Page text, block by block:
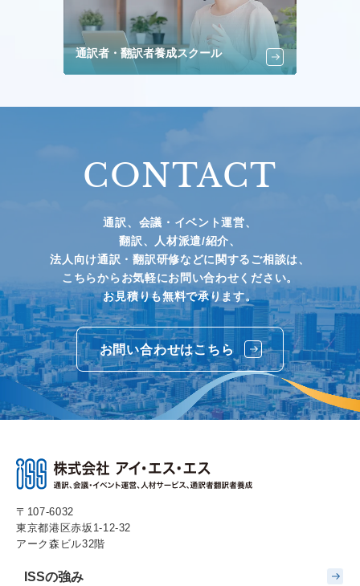
通訳者・翻訳者養成スクール
CONTACT
通訳、会議・イベント運営、
翻訳、人材派遣/紹介、
法人向け通訳・翻訳研修などに関するご相談は、
こちらからお気軽にお問い合わせください。
お見積りも無料で承ります。
お問い合わせはこちら
〒107-6032
東京都港区赤坂1-12-32
アーク森ビル32階
ISSの強み